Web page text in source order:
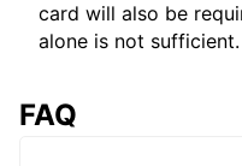
card will also be
alone is not sufficient.
FAQ